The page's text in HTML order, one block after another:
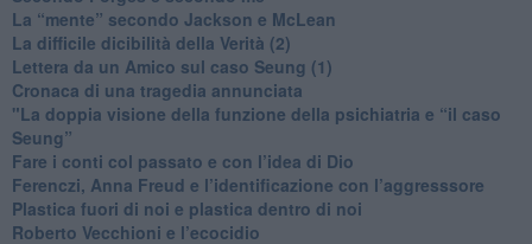
​La “mente” secondo Jackson e McLean
La difficile dicibilità della Verità (2)
​Lettera da un Amico sul caso Seung (1)
​Cronaca di una tragedia annunciata
"​La doppia visione della funzione della psichiatria e “il caso
Seung”
​Fare i conti col passato e con l’idea di Dio
​Ferenczi, Anna Freud e l’identificazione con l’aggresssore
Plastica fuori di noi e plastica dentro di noi
​Roberto Vecchioni e l’ecocidio